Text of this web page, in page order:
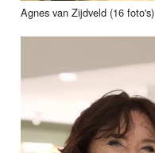
Agnes van Zijdveld (16 foto's)